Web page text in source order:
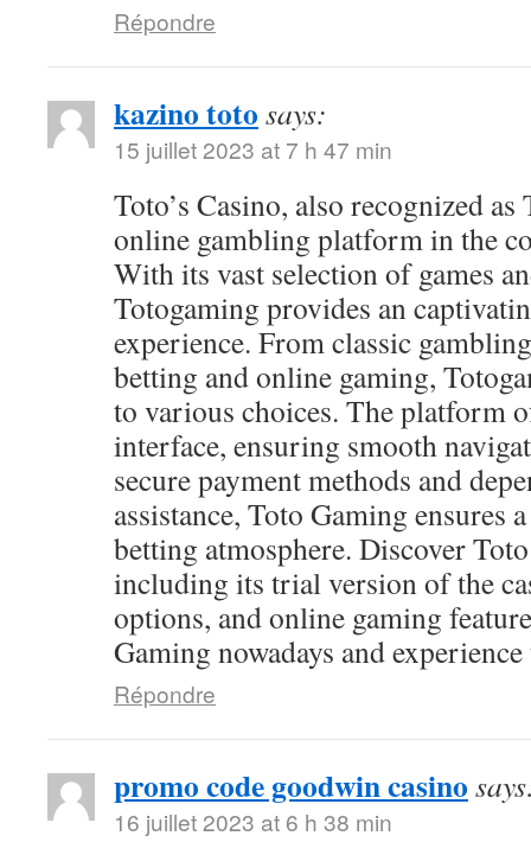
Répondre
kazino toto says:
15 juillet 2023 at 7 h 47 min
Toto’s Casino, also recognized
online gambling platform in the
With its vast selection of games
Totogaming provides an
experience. From classic
betting and online gaming,
to various choices. The platform
interface, ensuring smooth
secure payment methods and
assistance, Toto Gaming ensures
betting atmosphere. Discover
including its trial version of the
options, and online gaming
Gaming nowadays and
Répondre
promo code goodwin casino
16 juillet 2023 at 6 h 38 min